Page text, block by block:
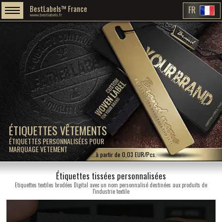
ÉTIQUETTES VÊTEMENTS
ÉTIQUETTES PERSONNALISÉES POUR
MARQUAGE VETEMENT
BestLabels™ France
www.bestlabels.fr FR
...à partir de 0,03 EUR/Pcs.
Étiquettes tissées personnalisées
Etiquettes textiles brodées Digital avec un nom personnalisé destinées aux produits de
l'industrie textile